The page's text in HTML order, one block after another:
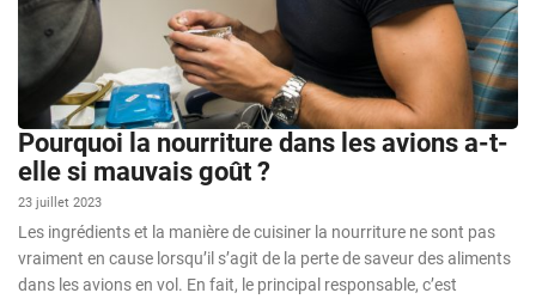
Pourquoi la nourriture dans les avions a-t-
elle si mauvais goût ?
23 juillet 2023
Les ingrédients et la manière de cuisiner la nourriture ne sont pas
vraiment en cause lorsqu’il s’agit de la perte de saveur des aliments
dans les avions en vol. En fait, le principal responsable, c’est